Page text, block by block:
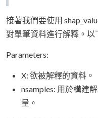
接著我們要使用
對單筆資料進行解釋。以
Parameters:
X: 欲被解釋的資料。
nsamples: 用於構建
量。